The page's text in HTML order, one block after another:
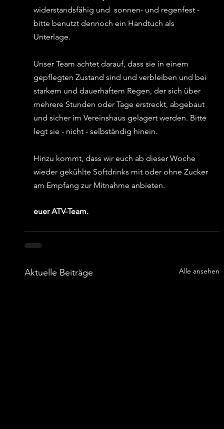
widerstandsfähig und  sonnen- und regenfest -
bitte benutzt dennoch ein Handtuch als
Unterlage.
Unser Team achtet darauf, dass sie in einem
gepflegten Zustand sind und verbleiben und bei
starkem und dauerhaftem Regen, der sich über
mehrere Stunden oder Tage erstreckt, abgebaut
und sicher im Vereinshaus gelagert werden. Bitte
legt sie - nicht - selbständig hinein.
Hinzu kommt, dass wir euch ab dieser Woche
wieder gekühlte Softdrinks mit oder ohne Zucker
am Empfang zur Mitnahme anbieten.
euer ATV-Team.
Aktuelle Beiträge Alle ansehen